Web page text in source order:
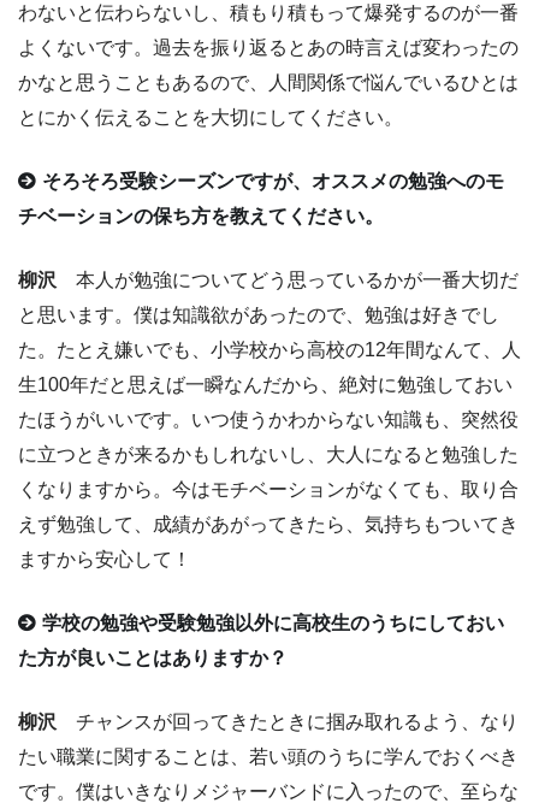
わないと伝わらないし、積もり積もって爆発するのが一番
よくないです。過去を振り返るとあの時言えば変わったの
かなと思うこともあるので、人間関係で悩んでいるひとは
とにかく伝えることを大切にしてください。
そろそろ受験シーズンですが、オススメの勉強へのモ
チベーションの保ち方を教えてください。
柳沢 本人が勉強についてどう思っているかが一番大切だ
と思います。僕は知識欲があったので、勉強は好きでし
た。たとえ嫌いでも、小学校から高校の12年間なんて、人
生100年だと思えば一瞬なんだから、絶対に勉強しておい
たほうがいいです。いつ使うかわからない知識も、突然役
に立つときが来るかもしれないし、大人になると勉強した
くなりますから。今はモチベーションがなくても、取り合
えず勉強して、成績があがってきたら、気持ちもついてき
ますから安心して！
学校の勉強や受験勉強以外に高校生のうちにしておい
た方が良いことはありますか？
柳沢 チャンスが回ってきたときに掴み取れるよう、なり
たい職業に関することは、若い頭のうちに学んでおくべき
です。僕はいきなりメジャーバンドに入ったので、至らな